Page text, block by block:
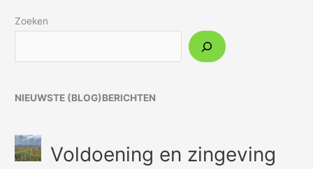
Zoeken
NIEUWSTE (BLOG)BERICHTEN
Voldoening en zingeving